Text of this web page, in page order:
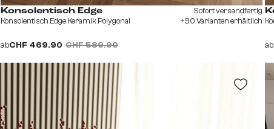
Konsolentisch Edge
Konsolentisch Edge Keramik Polygonal
abCHF 469.90 CHF 589.90
Sofort versandfertig
+90 Varianten erhältlich
ab